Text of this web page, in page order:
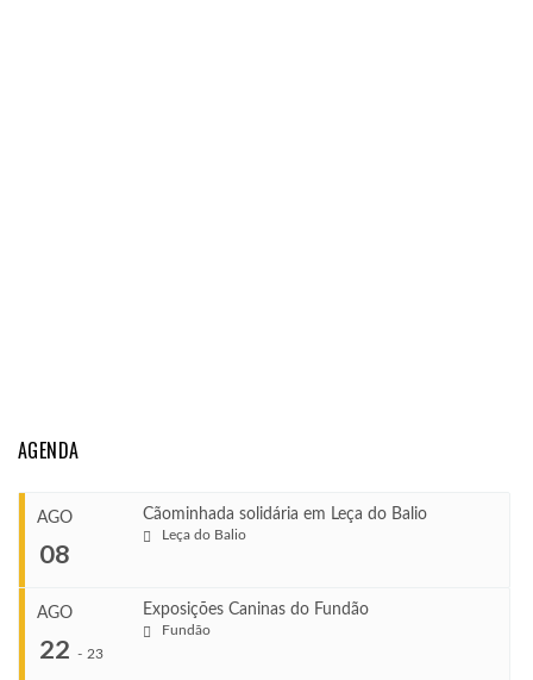
AGENDA
AGO
08
Cãominhada solidária em Leça do Balio
Leça do Balio
COMEÇA
Ago 8, 2026
AGO
22 - 23
Exposições Caninas do Fundão
Fundão